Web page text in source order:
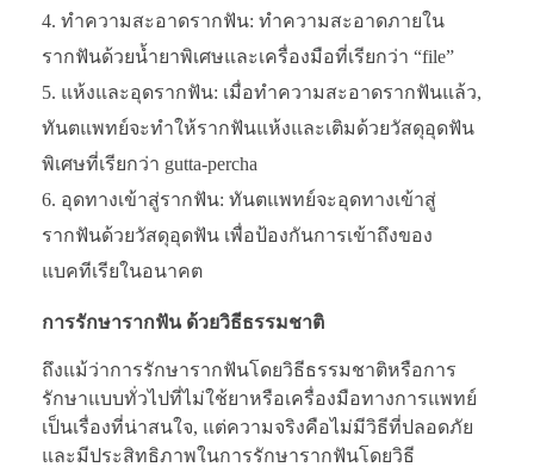
ทำความสะอาดรากฟัน: ทำความสะอาดภายใน
รากฟันด้วยน้ำยาพิเศษและเครื่องมือที่เรียกว่า “file”
แห้งและอุดรากฟัน: เมื่อทำความสะอาดรากฟันแล้ว,
ทันตแพทย์จะทำให้รากฟันแห้งและเติมด้วยวัสดุอุดฟัน
พิเศษที่เรียกว่า gutta-percha
อุดทางเข้าสู่รากฟัน: ทันตแพทย์จะอุดทางเข้าสู่
รากฟันด้วยวัสดุอุดฟัน เพื่อป้องกันการเข้าถึงของ
แบคทีเรียในอนาคต
การรักษารากฟัน ด้วยวิธีธรรมชาติ
ถึงแม้ว่าการรักษารากฟันโดยวิธีธรรมชาติหรือการ
รักษาแบบทั่วไปที่ไม่ใช้ยาหรือเครื่องมือทางการแพทย์
เป็นเรื่องที่น่าสนใจ, แต่ความจริงคือไม่มีวิธีที่ปลอดภัย
และมีประสิทธิภาพในการรักษารากฟันโดยวิธี